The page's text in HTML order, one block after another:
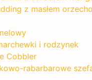
z masłem
i rodzynek
Cobbler
rabarbarowe